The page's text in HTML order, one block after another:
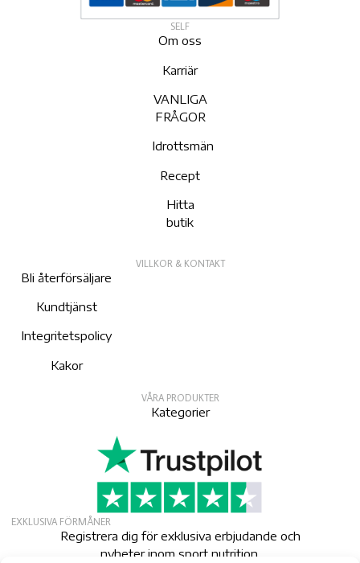
SELF
Om oss
Karriär
VANLIGA
FRÅGOR
Idrottsmän
Recept
Hitta
butik
VILLKOR & KONTAKT
Bli återförsäljare
Kundtjänst
Integritetspolicy
Kakor
VÅRA PRODUKTER
Kategorier
EXKLUSIVA FÖRMÅNER
Registrera dig för exklusiva erbjudande och
nyheter inom sport nutrition.